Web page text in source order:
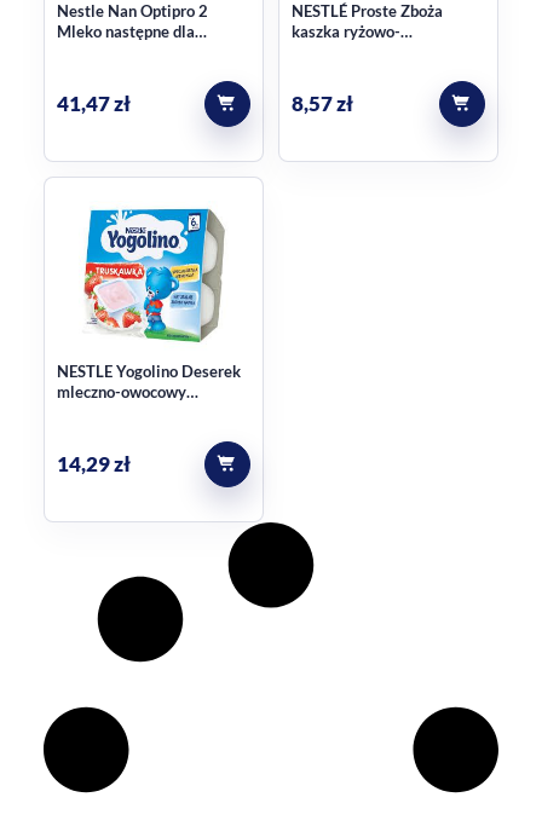
Nestle Nan Optipro 2
Mleko następne dla
41,47zł
NESTLÉ Proste Zboża
kaszka ryżowo-
g
8,57zł
NESTLE Yogolino Deserek
mleczno-owocowy
14,29zł